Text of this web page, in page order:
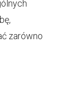
zarówno